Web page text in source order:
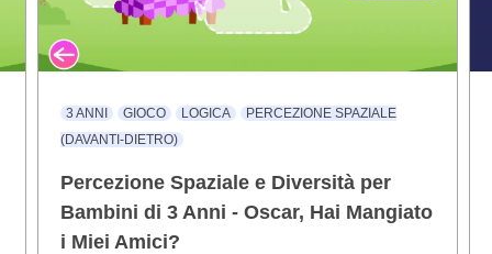
3 ANNI GIOCO LOGICA
PERCEZIONE SPAZIALE
(DAVANTI-DIETRO)
Percezione Spaziale e Diversità per
Bambini di 3 Anni - Oscar, Hai Mangiato
i Miei Amici?